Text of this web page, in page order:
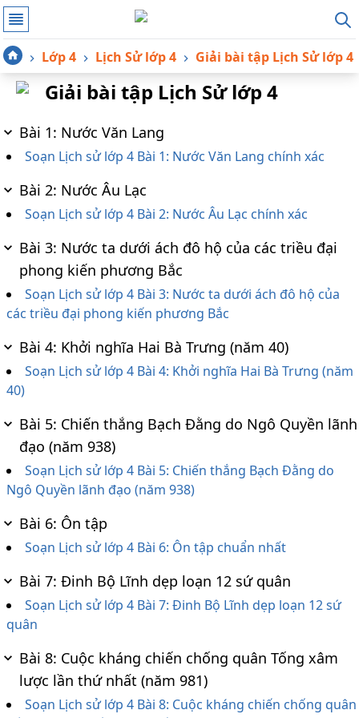
Lớp 4 Lịch Sử lớp 4 Giải bài tập Lịch Sử lớp 4
Giải bài tập Lịch Sử lớp 4
Bài 1: Nước Văn Lang
Soạn Lịch sử lớp 4 Bài 1: Nước Văn Lang chính xác
Bài 2: Nước Âu Lạc
Soạn Lịch sử lớp 4 Bài 2: Nước Âu Lạc chính xác
Bài 3: Nước ta dưới ách đô hộ của các triều đại
phong kiến phương Bắc
Soạn Lịch sử lớp 4 Bài 3: Nước ta dưới ách đô hộ của
các triều đại phong kiến phương Bắc
Bài 4: Khởi nghĩa Hai Bà Trưng (năm 40)
Soạn Lịch sử lớp 4 Bài 4: Khởi nghĩa Hai Bà Trưng (năm
40)
Bài 5: Chiến thắng Bạch Đằng do Ngô Quyền lãnh
đạo (năm 938)
Soạn Lịch sử lớp 4 Bài 5: Chiến thắng Bạch Đằng do
Ngô Quyền lãnh đạo (năm 938)
Bài 6: Ôn tập
Soạn Lịch sử lớp 4 Bài 6: Ôn tập chuẩn nhất
Bài 7: Đinh Bộ Lĩnh dẹp loạn 12 sứ quân
Soạn Lịch sử lớp 4 Bài 7: Đinh Bộ Lĩnh dẹp loạn 12 sứ
quân
Bài 8: Cuộc kháng chiến chống quân Tống xâm
lược lần thứ nhất (năm 981)
Soạn Lịch sử lớp 4 Bài 8: Cuộc kháng chiến chống quân